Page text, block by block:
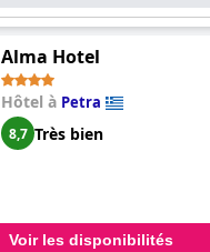
Alma Hotel
Hôtel à Petra
8,7 Très bien
Voir les disponibilités